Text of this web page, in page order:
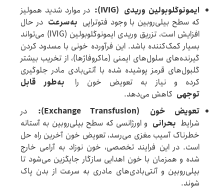
ایمونوگلوبولین وریدی (IVIG):
در موارد شدید همولیز
که سطح بیلی‌روبین با وجود فتوتراپی به‌سرعت در حال
افزایش است، تزریق وریدی ایمونوگلوبولین (IVIG) می‌تواند
بسیار کمک‌کننده باشد. این فرآورده خونی با مسدود کردن
گیرنده‌های سلول‌های ایمنی (ماکروفاژها)، از تخریب بیشتر
گلبول‌های قرمز پوشیده شده با آنتی‌بادی مادر جلوگیری
کرده و نیاز به تعویض خون را به‌طور قابل
توجهی کاهش می‌دهد.
تعویض خون (Exchange Transfusion):
در
شرایط بحرانی و اورژانسی که سطح بیلی‌روبین به آستانه
خطرناک آسیب مغزی می‌رسد، تعویض خون آخرین راه حل
است. در این فرایند تخصصی، خون نوزاد به آرامی خارج
شده و همزمان با خون اهدایی سازگار جایگزین می‌شود تا
بیلی‌روبین و آنتی‌بادی‌های مادری به سرعت از بدن پاک
شوند.